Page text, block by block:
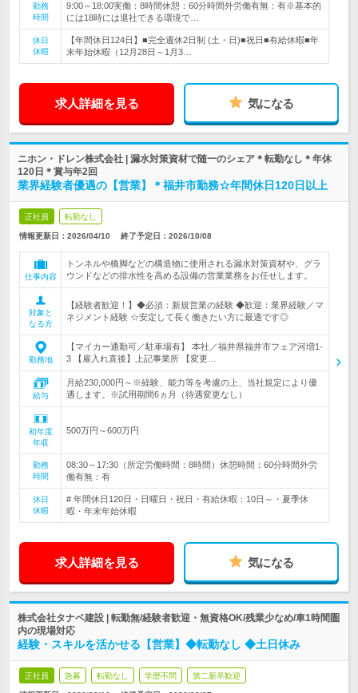
勤務
時間
9:00～18:00実働：8時間休憩：60分時間外労働有無：有※基本的
には18時には退社できる環境で…
休日
休暇
【年間休日124日】■完全週休2日制 (土・日)■祝日■有給休暇■年
末年始休暇（12月28日～1月3…
求人詳細を見る 気になる
ニホン・ドレン株式会社 | 漏水対策資材で随一のシェア＊転勤なし＊年休
120日＊賞与年2回
業界経験者優遇の【営業】＊福井市勤務☆年間休日120日以上
正社員 転勤なし
情報更新日：2026/04/10 終了予定日： 2026/10/08
仕事内容
トンネルや橋脚などの構造物に使用される漏水対策資材や、グラ
ウンドなどの排水性を高める設備の営業業務をお任せします。
対象と
なる方
【経験者歓迎！】◆必須：新規営業の経験 ◆歓迎：業界経験／マ
ネジメント経験 ☆安定して長く働きたい方に最適です◎
勤務地
【マイカー通勤可／駐車場有】 本社／福井県福井市フェア河増1-
3 【雇入れ直後】上記事業所 【変更…
給与
月給230,000円～※経験、能力等を考慮の上、当社規定により優
遇します。※試用期間6ヵ月（待遇変更なし）
初年度
年収
500万円～600万円
勤務
時間
08:30～17:30（所定労働時間：8時間）休憩時間：60分時間外労
働有無：有
休日
休暇
# 年間休日120日・日曜日・祝日・有給休暇：10日～・夏季休
暇・年末年始休暇
求人詳細を見る 気になる
株式会社タナベ建設 | 転勤無/経験者歓迎・無資格OK/残業少なめ/車1時間圏
内の現場対応
経験・スキルを活かせる【営業】◆転勤なし ◆土日休み
正社員 急募 転勤なし 学歴不問 第二新卒歓迎